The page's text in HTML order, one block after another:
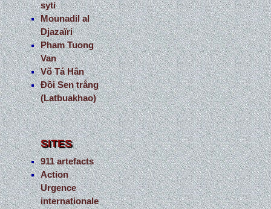
syti
Mounadil al
Djazaïri
Pham Tuong
Van
Võ Tá Hân
Đồi Sen trắng
(Latbuakhao)
SITES
911 artefacts
Action
Urgence
internationale